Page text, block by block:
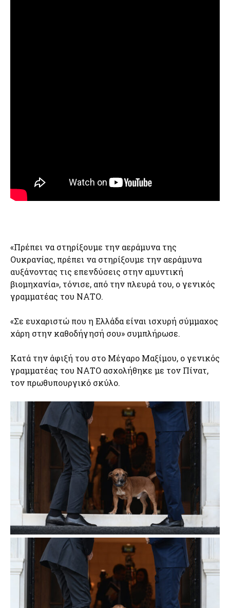
«Πρέπει να στηρίξουμε την αεράμυνα της
Ουκρανίας, πρέπει να στηρίξουμε την αεράμυνα
αυξάνοντας τις επενδύσεις στην αμυντική
βιομηχανία», τόνισε, από την πλευρά του, ο γενικός
γραμματέας του ΝΑΤΟ.
«Σε ευχαριστώ που η Ελλάδα είναι ισχυρή σύμμαχος
χάρη στην καθοδήγησή σου» συμπλήρωσε.
Κατά την άφιξή του στο Μέγαρο Μαξίμου, ο γενικός
γραμματέας του ΝΑΤΟ ασχολήθηκε με τον Πίνατ,
τον πρωθυπουργικό σκύλο.